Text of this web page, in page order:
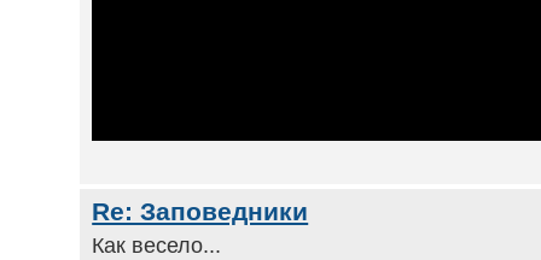
Re: Заповедники
Как весело...